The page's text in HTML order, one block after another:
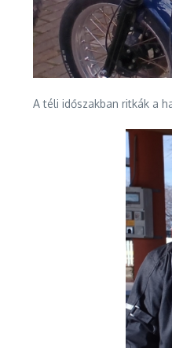
A téli időszakban ritkák a